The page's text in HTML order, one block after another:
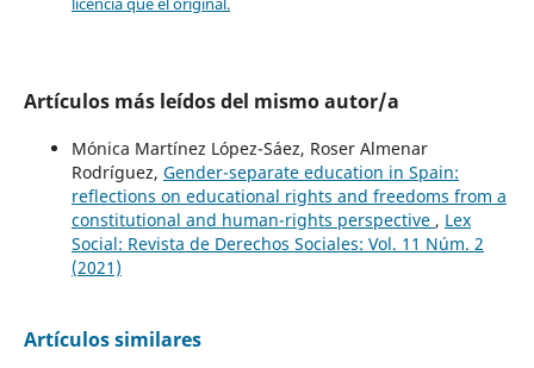
Artículos más leídos del mismo autor/a
Mónica Martínez López-Sáez, Roser Almenar
Rodríguez, Gender-separate education in Spain:
reflections on educational rights and freedoms from a
constitutional and human-rights perspective , Lex
Social: Revista de Derechos Sociales: Vol. 11 Núm. 2
(2021)
Artículos similares